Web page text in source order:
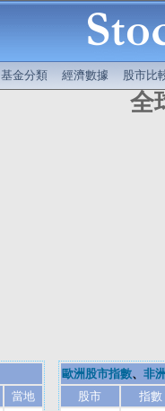
基金分類 經濟數據 股市比
全
當地
歐洲股市指數、 非
股市
指數